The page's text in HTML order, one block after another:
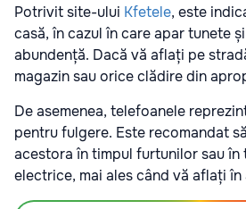
Potrivit site-ului Kfetele, este
casă, în cazul în care apar tunete
abundență. Dacă vă aflați pe
magazin sau orice clădire din
De asemenea, telefoanele
pentru fulgere. Este recomandat
acestora în timpul furtunilor sau
electrice, mai ales când vă aflați în